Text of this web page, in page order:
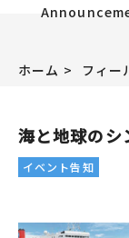
ホーム フィー
海と地球の
イベント告知